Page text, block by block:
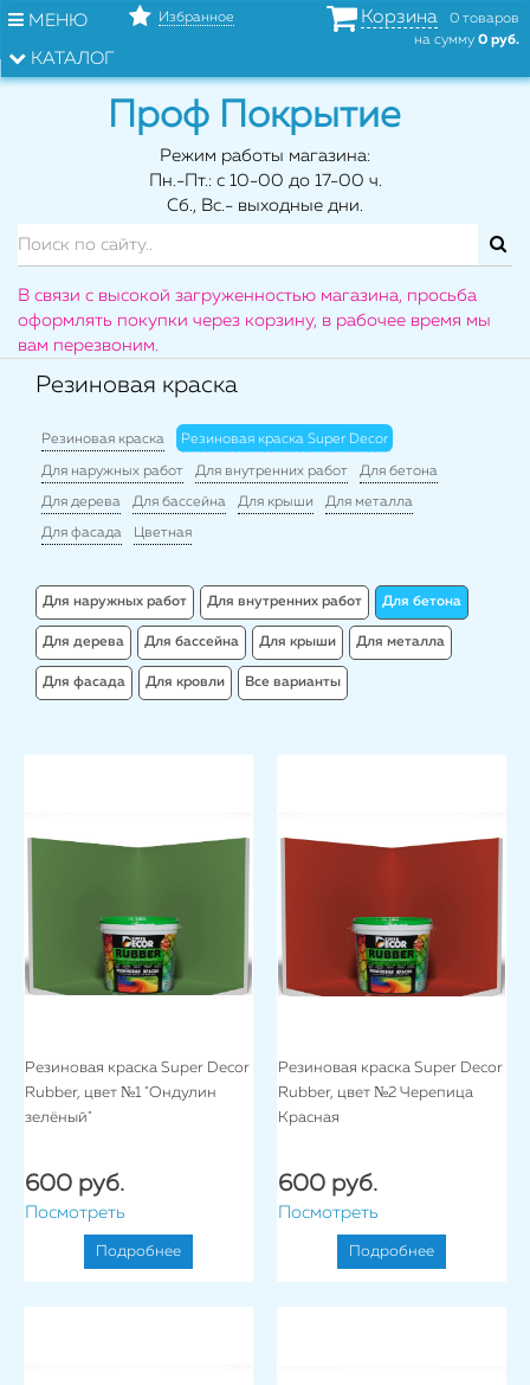
МЕНЮ
КАТАЛОГ
Избранное Корзина
0 товаров
на сумму 0 руб.
Проф Покрытие
Режим работы магазина:
Пн.-Пт.: с 10-00 до 17-00 ч.
Сб., Вс.- выходные дни.
В связи с высокой загруженностью магазина, просьба
оформлять покупки через корзину, в рабочее время мы
вам перезвоним.
Резиновая краска
Резиновая краска Резиновая краска Super Decor
Для наружных работ Для внутренних работ Для бетона
Для дерева Для бассейна Для крыши Для металла
Для фасада Цветная
Для наружных работ Для внутренних работ Для бетона
Для дерева Для бассейна Для крыши Для металла
Для фасада Для кровли Все варианты
Резиновая краска Super Decor
Rubber, цвет №1 "Ондулин
зелёный"
600 руб.
Посмотреть
Подробнее
Резиновая краска Super Decor
Rubber, цвет №2 Черепица
Красная
600 руб.
Посмотреть
Подробнее